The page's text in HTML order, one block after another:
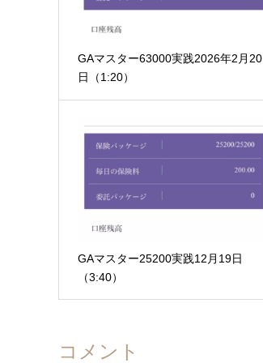
GAマスター63000実践2026年2月20
日（1:20）
GAマスター25200実践12月19日
（3:40）
コメント